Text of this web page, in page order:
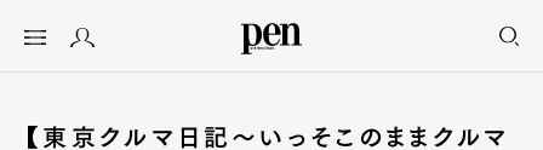
【東京クルマ日記〜いっそこのままクルマ